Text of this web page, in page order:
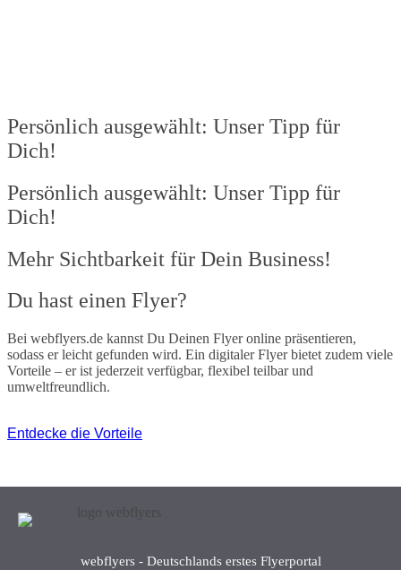
Persönlich ausgewählt: Unser Tipp für
Dich!
Persönlich ausgewählt: Unser Tipp für
Dich!
Mehr Sichtbarkeit für Dein Business!​
Du hast einen Flyer?
Bei webflyers.de kannst Du Deinen Flyer online präsentieren,
sodass er leicht gefunden wird. Ein digitaler Flyer bietet zudem viele
Vorteile – er ist jederzeit verfügbar, flexibel teilbar und
umweltfreundlich.
Entdecke die Vorteile
webflyers - Deutschlands erstes Flyerportal